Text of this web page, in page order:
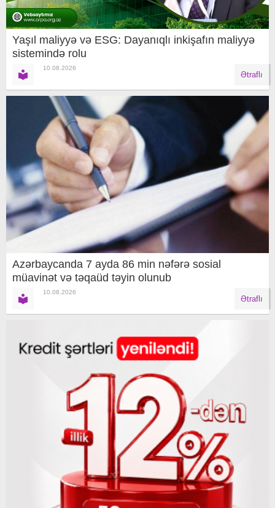
Yaşıl maliyyə və ESG: Dayanıqlı inkişafın maliyyə
sistemində rolu
10.08.2026
Ətraflı
Azərbaycanda 7 ayda 86 min nəfərə sosial
müavinət və təqaüd təyin olunub
10.08.2026
Ətraflı